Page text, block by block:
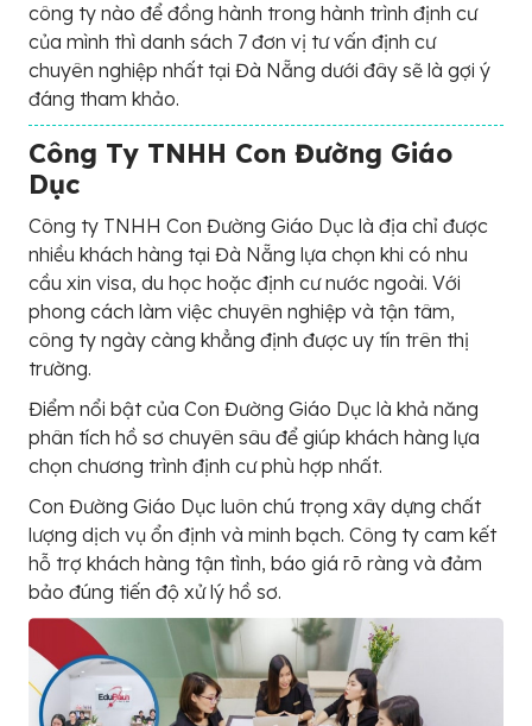
công ty nào để đồng hành trong hành trình định cư
của mình thì danh sách 7 đơn vị tư vấn định cư
chuyên nghiệp nhất tại Đà Nẵng dưới đây sẽ là gợi ý
đáng tham khảo.
Công Ty TNHH Con Đường Giáo
Dục
Công ty TNHH Con Đường Giáo Dục là địa chỉ được
nhiều khách hàng tại Đà Nẵng lựa chọn khi có nhu
cầu xin visa, du học hoặc định cư nước ngoài. Với
phong cách làm việc chuyên nghiệp và tận tâm,
công ty ngày càng khẳng định được uy tín trên thị
trường.
Điểm nổi bật của Con Đường Giáo Dục là khả năng
phân tích hồ sơ chuyên sâu để giúp khách hàng lựa
chọn chương trình định cư phù hợp nhất.
Con Đường Giáo Dục luôn chú trọng xây dựng chất
lượng dịch vụ ổn định và minh bạch. Công ty cam kết
hỗ trợ khách hàng tận tình, báo giá rõ ràng và đảm
bảo đúng tiến độ xử lý hồ sơ.